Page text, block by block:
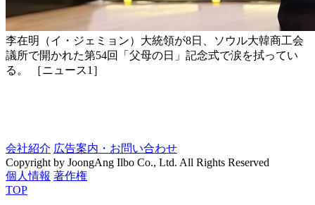
李在明（イ・ジェミョン）大統領が8日、ソウル大韓商工会
議所で開かれた第54回「父母の日」記念式で涙を拭ってい
る。 ［ニュース1］
会社紹介 広告案内・お問い合わせ
Copyright by JoongAng Ilbo Co., Ltd. All Rights Reserved
個人情報 著作権
TOP